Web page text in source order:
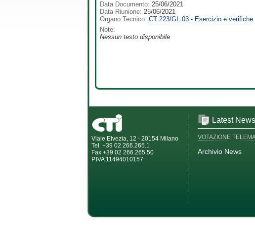
Data Documento: 25/06/2021
Data Riunione: 25/06/2021
Organo Tecnico: CT 223/GL 03 - Esercizio e verifiche
Note:
Nessun testo disponibile
Viale Elvezia, 12 - 20154 Milano
Tel. +39 02 266.265.1
Fax +39 02 266.265.50
P.IVA 11494010157
Latest News
VOTAZIONE
Archivio News